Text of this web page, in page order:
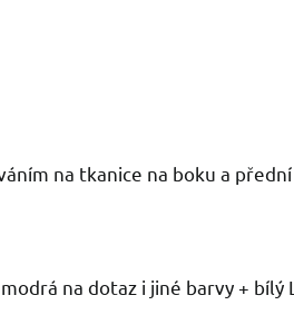
na tkanice na boku a
na dotaz i jiné barvy + bílý